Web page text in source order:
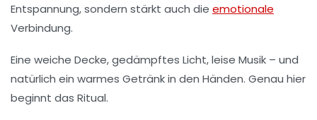
Entspannung, sondern stärkt auch die emotionale
Verbindung.
Eine weiche Decke, gedämpftes Licht, leise Musik – und
natürlich ein warmes Getränk in den Händen. Genau hier
beginnt das Ritual.